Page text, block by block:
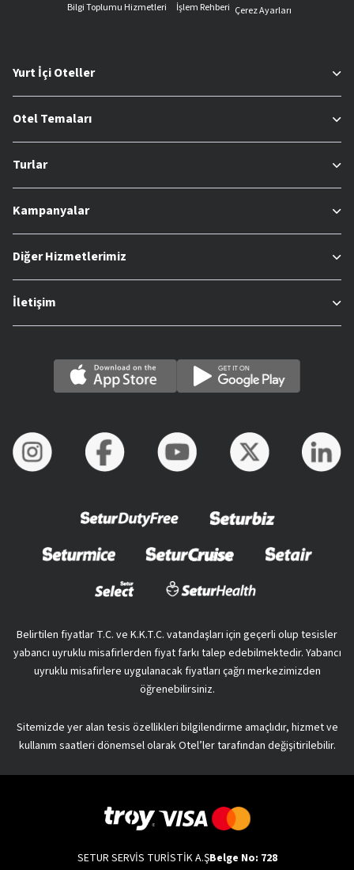
Bilgi Toplumu Hizmetleri
İşlem Rehberi Çerez Ayarları
Yurt İçi Oteller
Otel Temaları
Turlar
Kampanyalar
Diğer Hizmetlerimiz
İletişim
Belirtilen fiyatlar T.C. ve K.K.T.C. vatandaşları için geçerli olup tesisler
yabancı uyruklu misafirlerden fiyat farkı talep edebilmektedir. Yabancı
uyruklu misafirlere uygulanacak fiyatları çağrı merkezimizden
öğrenebilirsiniz.
Sitemizde yer alan tesis özellikleri bilgilendirme amaçlıdır, hizmet ve
kullanım saatleri dönemsel olarak Otel’ler tarafından değişitirilebilir.
SETUR SERVİS TURİSTİK A.ŞBelge No: 728